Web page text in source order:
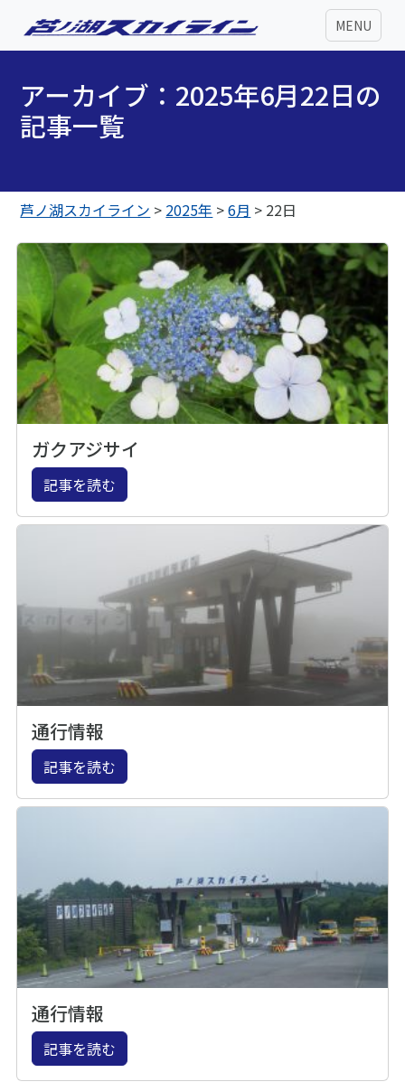
MENU
アーカイブ：2025年6月22日の
記事一覧
芦ノ湖スカイライン > 2025年 >6月 > 22日
ガクアジサイ
記事を読む
通行情報
記事を読む
通行情報
記事を読む